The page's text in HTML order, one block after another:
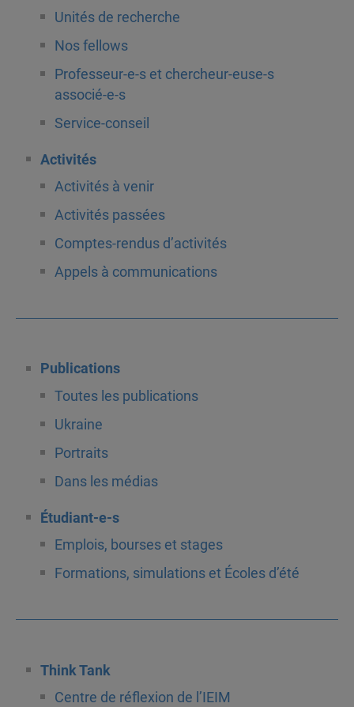
Unités de recherche
Nos fellows
Professeur-e-s et chercheur-euse-s
associé-e-s
Service-conseil
Activités
Activités à venir
Activités passées
Comptes-rendus d’activités
Appels à communications
Publications
Toutes les publications
Ukraine
Portraits
Dans les médias
Étudiant-e-s
Emplois, bourses et stages
Formations, simulations et Écoles d’été
Think Tank
Centre de réflexion de l’IEIM